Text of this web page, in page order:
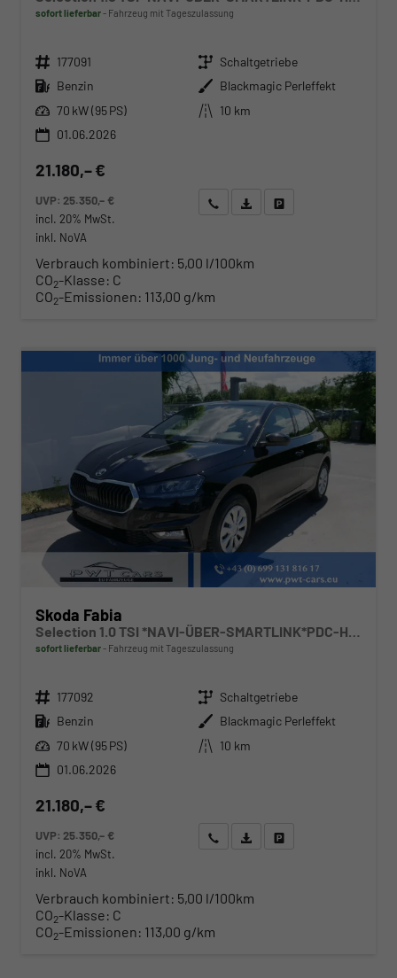
sofort lieferbar Fahrzeug mit Tageszulassung
Fahrzeugnr. 177091 Getriebe Schaltgetriebe
Kraftstoff Benzin Außenfarbe Blackmagic Perleffekt
Leistung 70 kW (95 PS) Kilometerstand
10 km
01.06.2026
21.180,– €
UVP:25.350,– €
incl. 20% MwSt.
inkl. NoVA
Wir rufen Sie anAngebot drucken (PDF)
Verbrauch kombiniert: 5,00 l/100km
CO2-Klasse: C
CO2-Emissionen: 113,00 g/km
Skoda Fabia
sofort lieferbar Fahrzeug mit Tageszulassung
Fahrzeugnr. 177092 Getriebe Schaltgetriebe
Kraftstoff Benzin Außenfarbe Blackmagic Perleffekt
Leistung 70 kW (95 PS) Kilometerstand
10 km
01.06.2026
21.180,– €
UVP:25.350,– €
incl. 20% MwSt.
inkl. NoVA
Wir rufen Sie anAngebot drucken (PDF)
Verbrauch kombiniert: 5,00 l/100km
CO2-Klasse: C
CO2-Emissionen: 113,00 g/km